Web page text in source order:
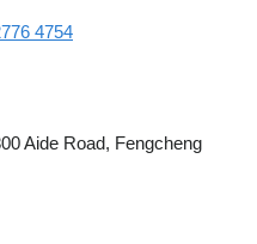
4754
Aide Road, Fengcheng